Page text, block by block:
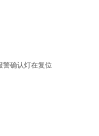
警确认灯在复位